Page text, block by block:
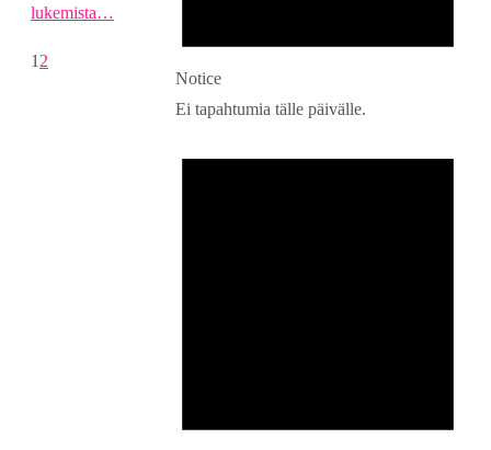
lukemista…
1 2
Notice
Ei tapahtumia tälle päivälle.